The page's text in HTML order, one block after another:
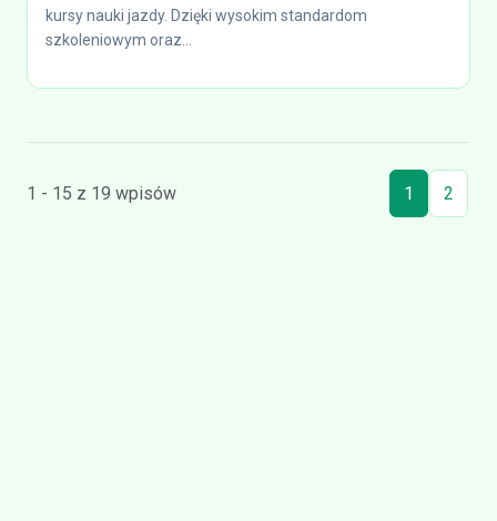
kursy nauki jazdy. Dzięki wysokim standardom
szkoleniowym oraz...
1 - 15 z 19 wpisów 1 2